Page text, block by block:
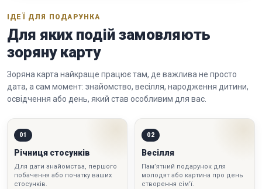
ІДЕЇ ДЛЯ ПОДАРУНКА
Для яких подій замовляють
зоряну карту
Зоряна карта найкраще працює там, де важлива не просто
дата, а сам момент: знайомство, весілля, народження дитини,
освідчення або день, який став особливим для вас.
01
Річниця стосунків
Для дати знайомства, першого
побачення або початку ваших
стосунків.
02
Весілля
Пам’ятний подарунок для
молодят або картина про день
створення сім’ї.